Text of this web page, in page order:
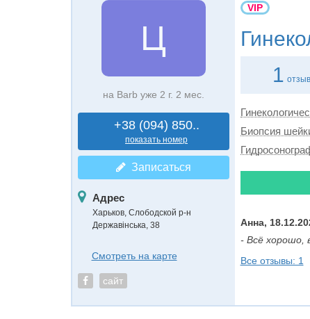
Ц
на Barb уже 2 г. 2 мес.
+38 (094) 850..
показать номер
Записаться
Адрес
Харьков, Слободской р-н
Державінська, 38
Смотреть на карте
сайт
VIP
1 отзыв
Биопсия
Анна,
- Всё хорошо,
Все отзывы: 1